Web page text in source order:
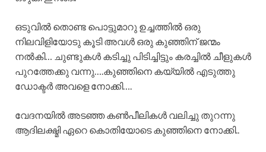
ഒടുവിൽ തൊണ്ട പൊട്ടുമാറു ഉച്ചത്തിൽ ഒരു
നിലവിളിയോടു കൂടി അവൾ ഒരു കുഞ്ഞിന് ജന്മം
നൽകി… ചുണ്ടുകൾ കടിച്ചു പിടിച്ചിട്ടും കരച്ചിൽ ചീളുകൾ
പുറത്തേക്കു വന്നു….കുഞ്ഞിനെ കയ്യിൽ എടുത്തു
ഡോക്ടർ അവളെ നോക്കി….
വേദനയിൽ അടഞ്ഞ കൺപീലികൾ വലിച്ചു തുറന്നു
ആദിലക്ഷ്മി ഏറെ കൊതിയോടെ കുഞ്ഞിനെ നോക്കി..